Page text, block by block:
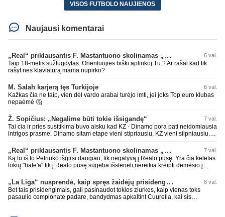
VISOS FUTBOLO NAUJIENOS
Naujausi komentarai
„Real“ priklausantis F. Mastantuono skolinamas „Fiorentina“ ekipai 6 val.
Taip 18-metis sužlugdytas. Orientuojies biški aplinkoj Tu.? Ar rašai kad tik
rašyt nes klaviaturą mama nupirko?
M. Salah karjerą tęs Turkijoje 6 val.
Kažkas čia ne taip, vien dėl vardo arabai turėjo imti, jei joks Top euro klubas
nepaėmė 🤔
Ž. Sopičius: „Negalime būti tokie išsigandę“ 7 val.
Tai cia ir pries susitikima buvo aisku kad KZ - Dinamo pora pati neidomiausia
intrigos prasme. Dinamo sitam etape vieni stipriausiu, KZ vieni silpniausiu.
„Real“ priklausantis F. Mastantuono skolinamas „Fiorentina“ ekipai 7 val.
Ką tu iš to Petriuko išgirsi daugiau, tik negatyvą į Realo pusę. Yra čia keletas
tokių "hate'a" tik į Realo pusę sugeba išstenėti,nereikia kreipti dėmesio į
„La Liga“ nusprendė, kaip spręs žaidėjų prisidengimo burnomis klausimą 8 val.
Bet tais prisidengimais, gali pasinaudot tokios ziurkes, kaip vienas toks
pasaulio cempionate padare, bandydmas apkaltint Cuurella, kai sis